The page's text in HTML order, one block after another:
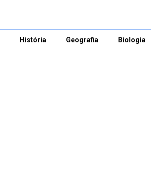
História Geografia Biologia